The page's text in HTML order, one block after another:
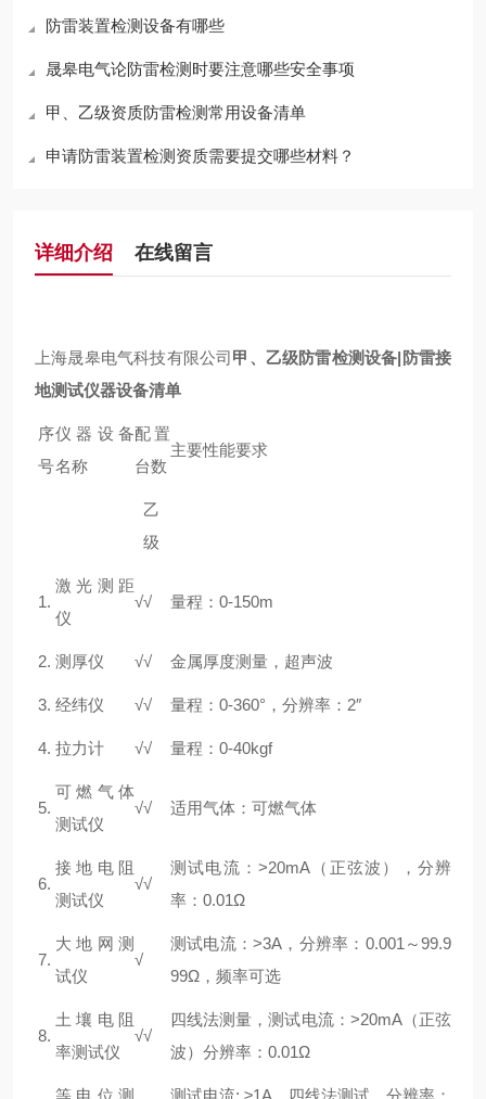
防雷装置检测设备有哪些
晟皋电气论防雷检测时要注意哪些安全事项
甲、乙级资质防雷检测常用设备清单
申请防雷装置检测资质需要提交哪些材料？
详细介绍 在线留言
上海晟皋电气科技有限公司甲、乙级防雷检测设备|防雷接
地测试仪器设备清单
序
号
仪器设备
名称
配置
台数
主要性能要求
乙
级
1.
激光测距
仪
√√ 量程：0-150m
2. 测厚仪 √√ 金属厚度测量，超声波
3. 经纬仪 √√ 量程：0-360°，分辨率：2″
4. 拉力计 √√ 量程：0-40kgf
5.
可燃气体
测试仪
√√ 适用气体：可燃气体
6.
接地电阻
测试仪
√√
测试电流：>20mA（正弦波），分辨
率：0.01Ω
7.
大地网测
试仪
√
测试电流：>3A，分辨率：0.001～99.9
99Ω，频率可选
8.
土壤电阻
率测试仪
√√
四线法测量，测试电流：>20mA（正弦
波）分辨率：0.01Ω
等电位测 测试电流: ≥1A，四线法测试，分辨率：